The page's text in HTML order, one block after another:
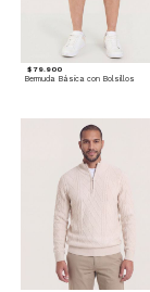
$ 79.900
Bermuda Básica con Bolsillos